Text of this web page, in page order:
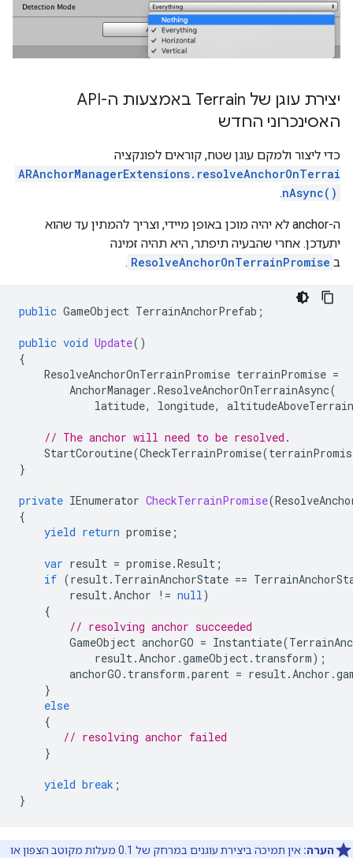
יצירת עוגן של Terrain באמצעות ה-API
האסינכרוני החדש
כדי ליצור ולמקם עוגן שטח, קוראים לפונקציה
ARAnchorManagerExtensions.resolveAnchorOnTerrai
nAsync()
.
ה-anchor לא יהיה מוכן באופן מיידי, וצריך להמתין עד שהוא
יתעדכן. אחרי שהבעיה תיפתר, היא תהיה זמינה
ב ResolveAnchorOnTerrainPromise
.
public GameObject TerrainAnchorPrefab ;
public void Update()
{
ResolveAnchorOnTerrainPromise terrainPromise =
AnchorManager .ResolveAnchorOnTerrainAsync(
latitude, longitude, altitudeAboveTerrain
// The anchor will need to be resolved.
StartCoroutine(CheckTerrainPromise(
}
private IEnumerator CheckTerrainPromise(
{
yield return promise ;
var result = promise.Result ;
if (result. TerrainAnchorState ==
result.Anchor != null)
{
// resolving anchor succeeded
GameObject anchorGO = Instantiate(
result.Anchor .gameObject. transform);
anchorGO . transform .parent = result.Anchor .
}
else
{
// resolving anchor failed
}
yield break ;
}
הערה:
אין תמיכה ביצירת עוגנים במרחק של 0.1 מעלות מקוטב הצפון או